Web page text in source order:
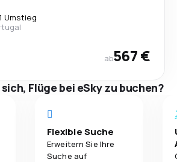
1 Umstieg
ab567 €
Flüge bei eSky zu buchen?
Flexible Suche
Erweitern Sie Ihre
Suche auf